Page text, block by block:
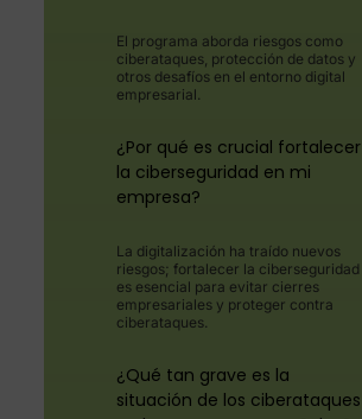
El programa aborda riesgos como
ciberataques, protección de datos y
otros desafíos en el entorno digital
empresarial.
¿Por qué es crucial fortalecer
la ciberseguridad en mi
empresa?
La digitalización ha traído nuevos
riesgos; fortalecer la ciberseguridad
es esencial para evitar cierres
empresariales y proteger contra
ciberataques.
¿Qué tan grave es la
situación de los ciberataques